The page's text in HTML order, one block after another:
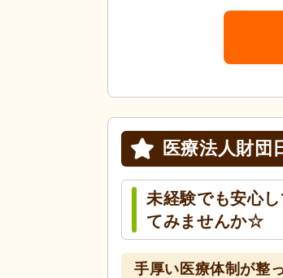
医療法人財団
未経験でも安心
てみませんか☆
手厚い医療体制が整